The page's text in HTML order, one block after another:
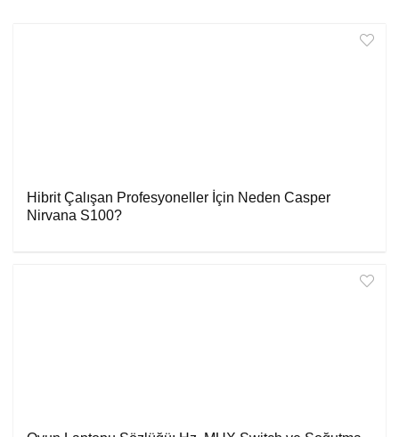
Hibrit Çalışan Profesyoneller İçin Neden Casper
Nirvana S100?